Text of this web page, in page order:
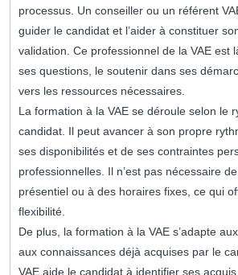
processus. Un conseiller ou un référent
guider le candidat et l’aider à constituer
validation. Ce professionnel de la VAE est
ses questions, le soutenir dans ses
vers les ressources nécessaires.
La formation à la VAE se déroule selon le
candidat. Il peut avancer à son propre
ses disponibilités et de ses contraintes
professionnelles. Il n’est pas nécessaire
présentiel ou à des horaires fixes, ce qui
flexibilité.
De plus, la formation à la VAE s’adapte
aux connaissances déjà acquises par le
VAE aide le candidat à identifier ses